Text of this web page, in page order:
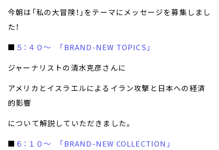
今朝は「私の大冒険！」をテーマにメッセージを募集しまし
た！
■ ５：４０～ 「BRAND-NEW TOPICS」
ジャーナリストの清水克彦さんに
アメリカとイスラエルによるイラン攻撃と日本への経済
的影響
について解説していただきました。
■ ６：１０～ 「BRAND-NEW COLLECTION」